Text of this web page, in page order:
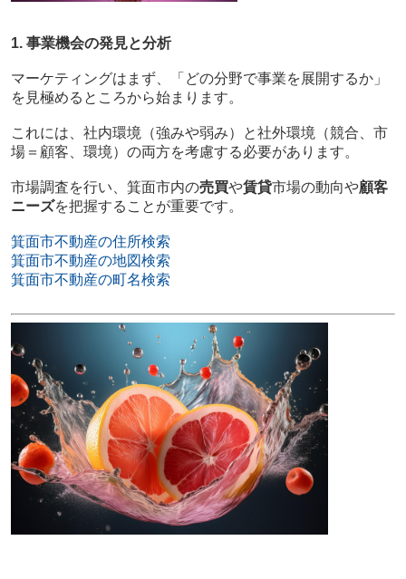
1. 事業機会の発見と分析
マーケティングはまず、「どの分野で事業を展開するか」
を見極めるところから始まります。
これには、社内環境（強みや弱み）と社外環境（競合、市
場＝顧客、環境）の両方を考慮する必要があります。
市場調査を行い、箕面市内の売買や賃貸市場の動向や顧客
ニーズを把握することが重要です。
箕面市不動産の住所検索
箕面市不動産の地図検索
箕面市不動産の町名検索